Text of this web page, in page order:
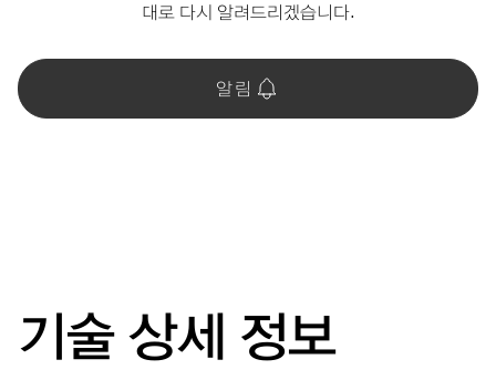
대로 다시 알려드리겠습니다.
알림
기술 상세 정보